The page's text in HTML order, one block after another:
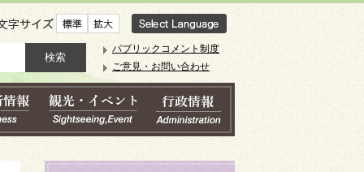
文字サイズ
パブリックコメント制度
ご意見・お問い合わせ